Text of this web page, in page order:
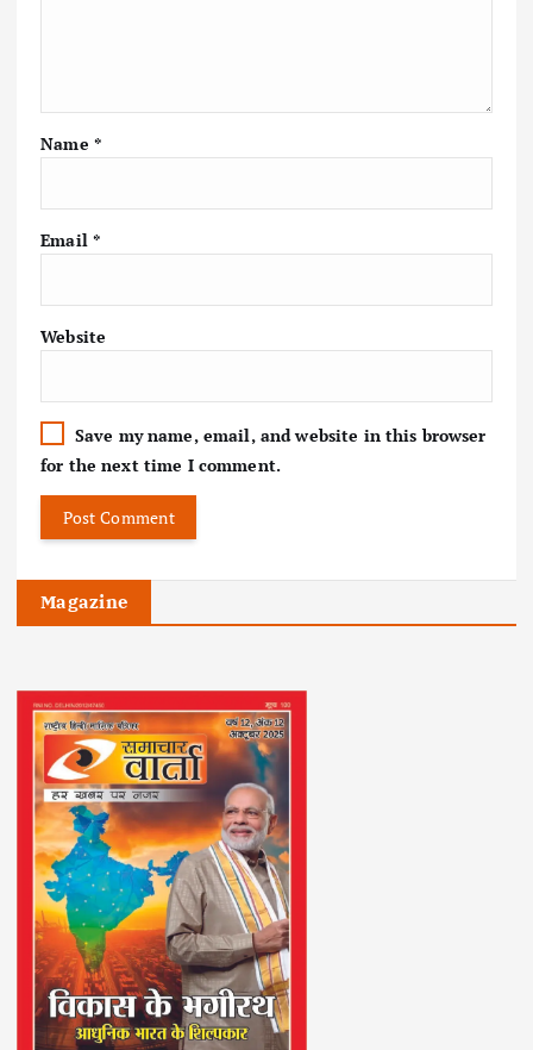
Name *
Email *
Website
Save my name, email, and website in this browser
for the next time I comment.
Magazine